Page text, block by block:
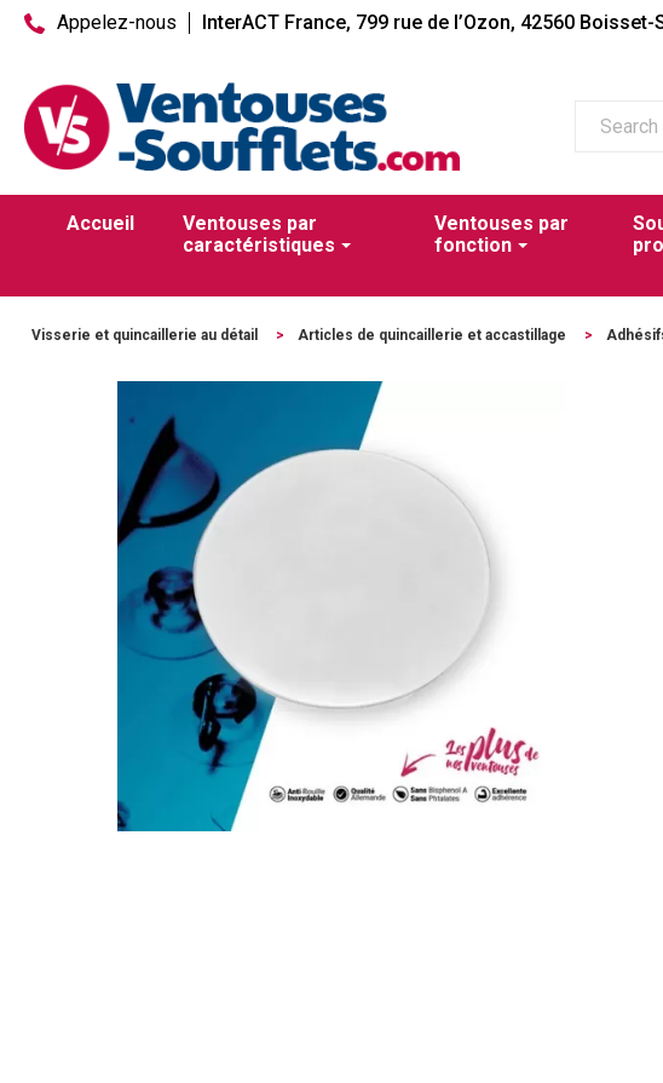
Appelez-nous InterACT France, 799 rue de l’Ozon, 42560
Accueil
Ventouses par
caractéristiques
Ventouses par
fonction
Visserie et quincaillerie au détail > Articles de quincaillerie et accastillage >